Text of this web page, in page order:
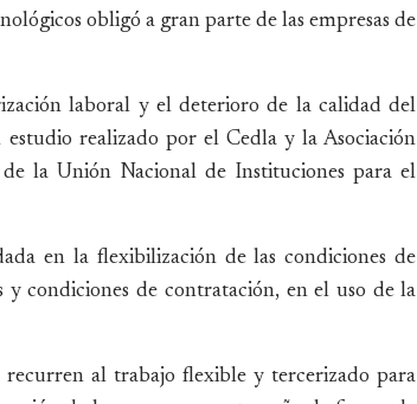
obligó a gran parte de las empresas de
laboral y el deterioro de la calidad del
estudio realizado por el Cedla y la Asociación
la Unión Nacional de Instituciones para el
en la flexibilización de las condiciones de
condiciones de contratación, en el uso de la
recurren al trabajo flexible y tercerizado para